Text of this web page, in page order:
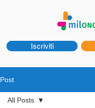
Iscriviti
Post
All Posts